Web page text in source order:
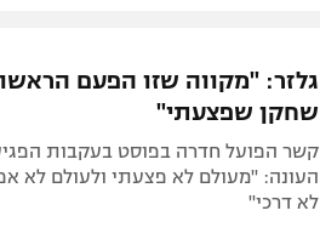
גלזר: "מקווה שזו הפעם
שחקן שפצעתי"
קשר הפועל חדרה בפוסט בעקבות
העונה: "מעולם לא פצעתי ולעולם לא
לא דרכי"